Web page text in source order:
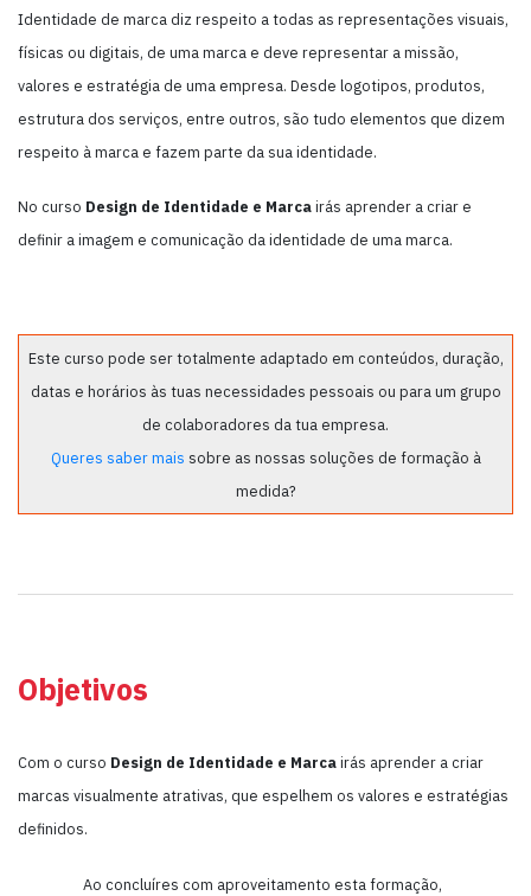
Identidade de marca diz respeito a todas as representações visuais,
físicas ou digitais, de uma marca e deve representar a missão,
valores e estratégia de uma empresa. Desde logotipos, produtos,
estrutura dos serviços, entre outros, são tudo elementos que dizem
respeito à marca e fazem parte da sua identidade.
No curso Design de Identidade e Marcairás aprender a criar e
definir a imagem e comunicação da identidade de uma marca.
Este curso pode ser totalmente adaptado em conteúdos, duração,
datas e horários às tuas necessidades pessoais ou para um grupo
de colaboradores da tua empresa.
Queres saber mais sobre as nossas soluções de formação à
medida?
Objetivos
Com o curso Design de Identidade e Marcairás aprender a criar
marcas visualmente atrativas, que espelhem os valores e estratégias
definidos.
Ao concluíres com aproveitamento esta formação,